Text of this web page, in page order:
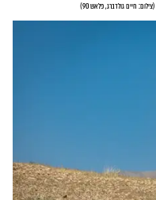
(צילום: חיים גולדברג, פלאש 90 )